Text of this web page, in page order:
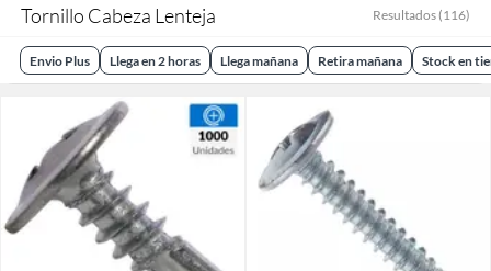
Tornillo Cabeza Lenteja Resultados (116)
Envio Plus Llega en 2 horas Llega mañana Retira mañana Stock en